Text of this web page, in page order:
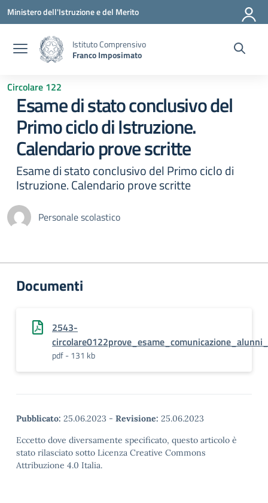
Vai ai contenuti
Vai al menu di navigazione
Vai al footer
Ministero dell'Istruzione e del Merito
Istituto Comprensivo
Franco Imposimato
Circolare 122
Esame di stato conclusivo del
Primo ciclo di Istruzione.
Calendario prove scritte
Esame di stato conclusivo del Primo ciclo di
Istruzione. Calendario prove scritte
Personale scolastico
Documenti
2543-
pdf - 131 kb
Pubblicato: 25.06.2023 - Revisione: 25.06.2023
Eccetto dove diversamente specificato, questo articolo è
stato rilasciato sotto Licenza Creative Commons
Attribuzione 4.0 Italia.